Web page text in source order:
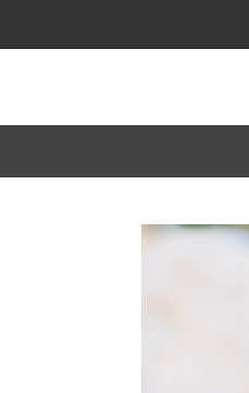
Hauptinhalt